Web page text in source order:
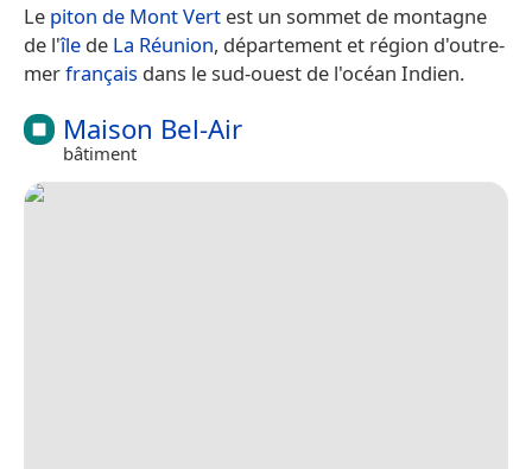
Le piton de Mont Vert est un sommet de montagne
de l'île de La Réunion, département et région d'outre-
merfrançais dans le sud-ouest de l'océan Indien.
Maison Bel-Air
bâtiment